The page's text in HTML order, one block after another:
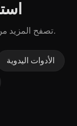
تصفح المزيد من التصنيفات الفرعية في علوم وتكنولوجيا.
الأدوات اليدوية